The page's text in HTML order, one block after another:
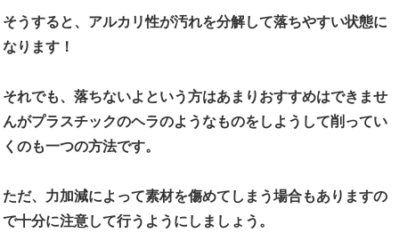
そうすると、アルカリ性が汚れを分解して落ちやすい状態に
なります！
それでも、落ちないよという方はあまりおすすめはできませ
んがプラスチックのヘラのようなものをしようして削ってい
くのも一つの方法です。
ただ、力加減によって素材を傷めてしまう場合もありますの
で十分に注意して行うようにしましょう。